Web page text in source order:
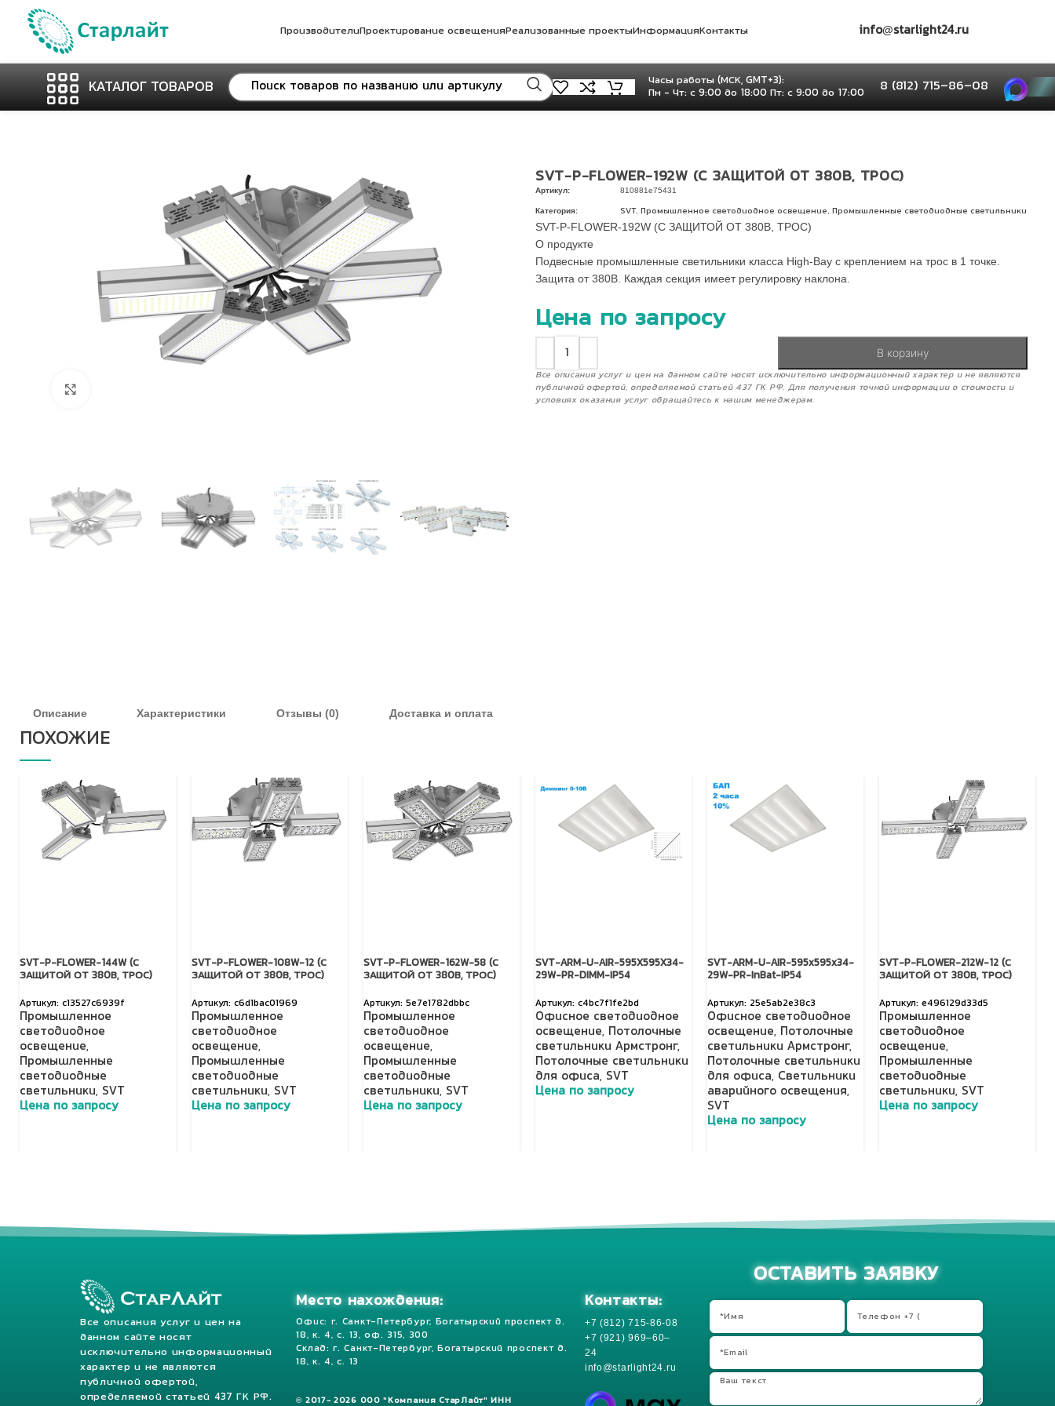
ПроизводителиПроектирование освещенияРеализованные проектыИнформацияКонтакты info@starlight24.ru
КАТАЛОГ ТОВАРОВ
Часы работы (МСК, GMT+3):
Пн - Чт: с 9:00 до 18:00 Пт: с 9:00 до 17:00
8 (812) 715–86–08
SVT-P-FLOWER-192W (С ЗАЩИТОЙ ОТ 380В, ТРОС)
Артикул: 810881e75431
Категория: SVT, Промышленное светодиодное освещение Промышленные светодиодные светильники
SVT-P-FLOWER-192W (С ЗАЩИТОЙ ОТ 380В, ТРОС)
О продукте
Подвесные промышленные светильники класса High-Bay с креплением на трос в 1 точке.
Защита от 380В. Каждая секция имеет регулировку наклона.
Цена по запросу
В корзину
Все описания услуг и цен на данном сайте носят исключительно информационный характер и не являются
публичной офертой, определяемой статьей 437 ГК РФ. Для получения точной информации о стоимости и
условиях оказания услуг обращайтесь к нашим менеджерам.
Описание Характеристики Отзывы (0) Доставка и оплата
ПОХОЖИЕ
SVT-P-FLOWER-144W (С
ЗАЩИТОЙ ОТ 380В, ТРОС)
c13527c6939f
Промышленное
светодиодное
освещение,
Промышленные
светодиодные
светильники, SVT
Цена по запросу
SVT-P-FLOWER-108W-12 (С
ЗАЩИТОЙ ОТ 380В, ТРОС)
c6d1bac01969
Промышленное
светодиодное
освещение,
Промышленные
светодиодные
светильники, SVT
Цена по запросу
SVT-P-FLOWER-162W-58 (С
ЗАЩИТОЙ ОТ 380В, ТРОС)
5e7e1782dbbc
Промышленное
светодиодное
освещение,
Промышленные
светодиодные
светильники, SVT
Цена по запросу
SVT-ARM-U-AIR-595X595X34-
29W-PR-DIMM-IP54
c4bc7f1fe2bd
Офисное светодиодное
освещение, Потолочные
светильники Армстронг,
Потолочные светильники
для офиса, SVT
Цена по запросу
SVT-ARM-U-AIR-595x595x34-
29W-PR-InBat-IP54
25e5ab2e38c3
Офисное светодиодное
освещение, Потолочные
светильники Армстронг,
Потолочные светильники
для офиса, Светильники
аварийного освещения,
SVT
Цена по запросу
SVT-P-FLOWER-212W-12 (С
ЗАЩИТОЙ ОТ 380В, ТРОС)
e496129d33d5
Промышленное
светодиодное
освещение,
Промышленные
светодиодные
светильники, SVT
Цена по запросу
Все описания услуг и цен на
данном сайте носят
исключительно информационный
характер и не являются
публичной офертой,
определяемой статьей 437 ГК РФ.
Место нахождения:
Офис: г. Санкт-Петербург, Богатырский проспект д.
18, к. 4, с. 13, оф. 315, 300
Склад: г. Санкт-Петербург, Богатырский проспект д.
18, к. 4, с. 13
© 2017- 2026 ООО "Компания СтарЛайт" ИНН
Контакты:
+7 (812) 715-86-08
+7 (921) 969–60–
24
info@starlight24.ru
ОСТАВИТЬ ЗАЯВКУ